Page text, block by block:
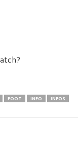
FOOT INFO
INFOS